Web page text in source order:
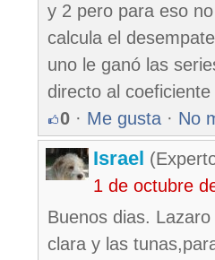
y 2 pero para eso
calcula el
uno le ganó las
directo al
0 · Me gusta · No
Israel
1 de octubre
Buenos dias.
clara y las